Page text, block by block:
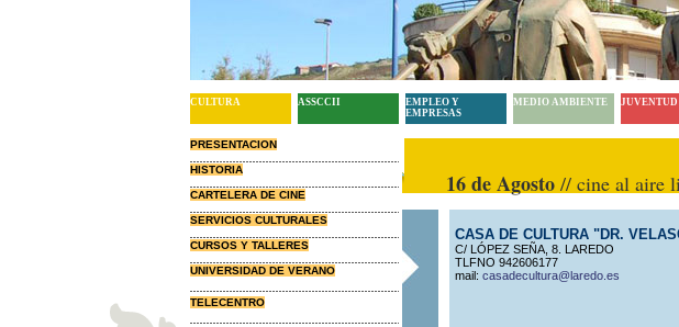
CULTURA ASSCCII
EMPLEO Y
EMPRESAS
MEDIO AMBIENTE JUVENTUD
PRESENTACION
HISTORIA
CARTELERA DE CINE
SERVICIOS CULTURALES
CURSOS Y TALLERES
UNIVERSIDAD DE VERANO
TELECENTRO
16 de Agosto // cine al aire
CASA DE CULTURA "DR.
C/ LÓPEZ SEÑA, 8. LAREDO
TLFNO 942606177
mail: casadecultura@laredo.es